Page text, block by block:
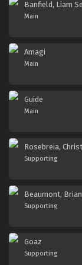
Banfield, Liam
Main
Amagi
Main
Guide
Main
Rosebreia,
Supporting
Beaumont, Brian
Supporting
Goaz
Supporting